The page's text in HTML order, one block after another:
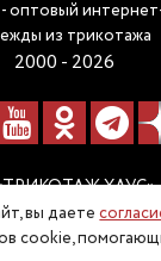
оптовый
из трикотажа
2000 - 2026
ХАУС»
телефон:
вы даете
cookie,